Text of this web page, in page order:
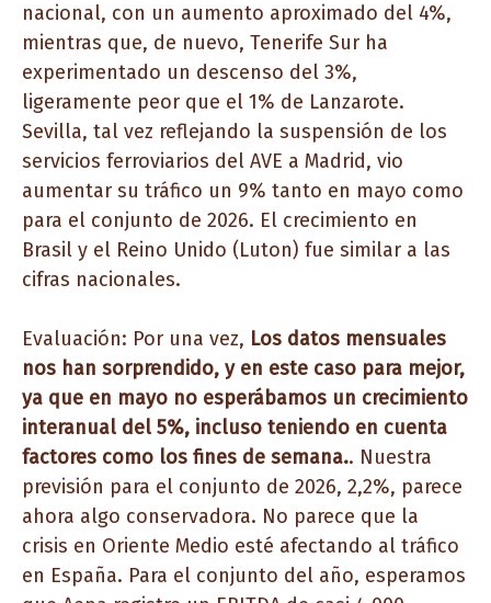
nacional, con un aumento aproximado del 4%,
mientras que, de nuevo, Tenerife Sur ha
experimentado un descenso del 3%,
ligeramente peor que el 1% de Lanzarote.
Sevilla, tal vez reflejando la suspensión de los
servicios ferroviarios del AVE a Madrid, vio
aumentar su tráfico un 9% tanto en mayo como
para el conjunto de 2026. El crecimiento en
Brasil y el Reino Unido (Luton) fue similar a las
cifras nacionales.
Evaluación: Por una vez, Los datos mensuales
nos han sorprendido, y en este caso para mejor,
ya que en mayo no esperábamos un crecimiento
interanual del 5%, incluso teniendo en cuenta
factores como los fines de semana.. Nuestra
previsión para el conjunto de 2026, 2,2%, parece
ahora algo conservadora. No parece que la
crisis en Oriente Medio esté afectando al tráfico
en España. Para el conjunto del año, esperamos